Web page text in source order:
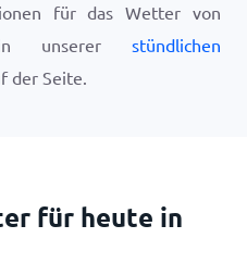
für das Wetter von
unserer stündlichen
der Seite.
für heute in